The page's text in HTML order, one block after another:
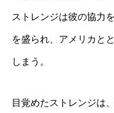
ストレンジは彼の協力
を盛られ、アメリカと
しまう。
目覚めたストレンジは